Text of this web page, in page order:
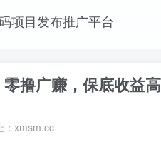
撸广赚，保底收益
：xmsm.cc